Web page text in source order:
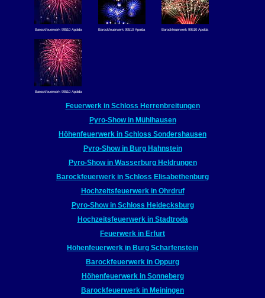
Barockfeuerwerk 99510 Apolda Barockfeuerwerk 99510 Apolda Barockfeuerwerk 99510 Apolda
Barockfeuerwerk 99510 Apolda
Feuerwerk in Schloss Herrenbreitungen
Pyro-Show in Mühlhausen
Höhenfeuerwerk in Schloss Sondershausen
Pyro-Show in Burg Hahnstein
Pyro-Show in Wasserburg Heldrungen
Barockfeuerwerk in Schloss Elisabethenburg
Hochzeitsfeuerwerk in Ohrdruf
Pyro-Show in Schloss Heidecksburg
Hochzeitsfeuerwerk in Stadtroda
Feuerwerk in Erfurt
Höhenfeuerwerk in Burg Scharfenstein
Barockfeuerwerk in Oppurg
Höhenfeuerwerk in Sonneberg
Barockfeuerwerk in Meiningen